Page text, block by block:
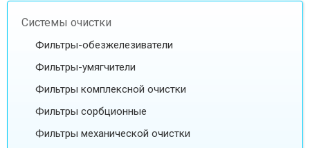
Системы очистки
Фильтры-обезжелезиватели
Фильтры-умягчители
Фильтры комплексной очистки
Фильтры сорбционные
Фильтры механической очистки